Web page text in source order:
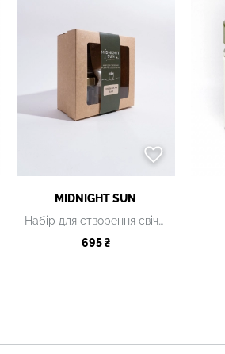
MIDNIGHT SUN
Набір для створення свічки "Сніданок на балі"
695 ₴